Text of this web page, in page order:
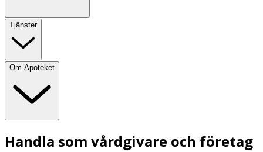
Tjänster
Om Apoteket
Handla som vårdgivare och företag